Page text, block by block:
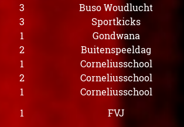
3 Buso Woudlucht
3 Sportkicks
1 Gondwana
2 Buitenspeeldag
1 Corneliusschool
2 Corneliusschool
1 Corneliusschool
1 FVJ